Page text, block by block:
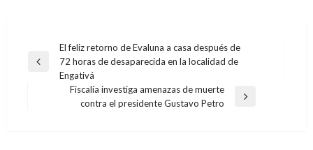
Navegación
de
entradas
Entrada
anterior
El feliz retorno de Evaluna a casa después de
72 horas de desaparecida en la localidad de
Engativá
Fiscalía investiga amenazas de muerte
contra el presidente Gustavo Petro